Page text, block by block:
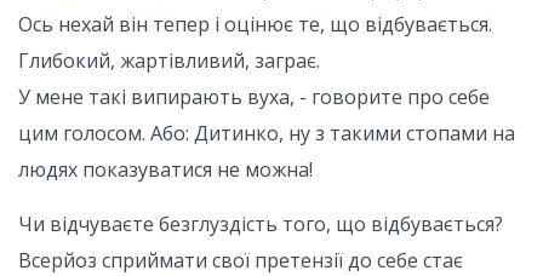
Ось нехай він тепер і оцінює те, що відбувається.
Глибокий, жартівливий, заграє.
У мене такі випирають вуха, - говорите про себе
цим голосом. Або: Дитинко, ну з такими стопами на
людях показуватися не можна!
Чи відчуваєте безглуздість того, що відбувається?
Всерйоз сприймати свої претензії до себе стає